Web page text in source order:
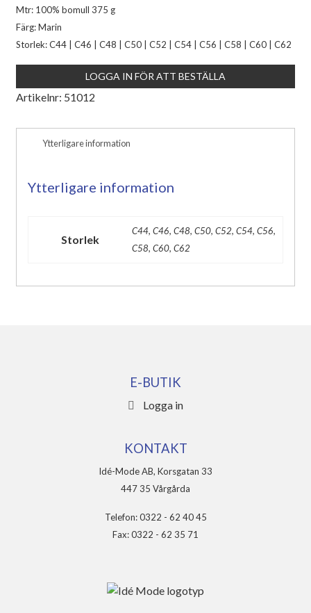
Mtr: 100% bomull 375 g
Färg: Marin
Storlek: C44 | C46 | C48 | C50 | C52 | C54 | C56 | C58 | C60 | C62
LOGGA IN FÖR ATT BESTÄLLA
Artikelnr: 51012
Ytterligare information
Ytterligare information
Storlek
C44, C46, C48, C50, C52, C54, C56,
C58, C60, C62
E-BUTIK
Logga in
KONTAKT
Idé-Mode AB, Korsgatan 33
447 35 Vårgårda
Telefon: 0322 - 62 40 45
Fax: 0322 - 62 35 71